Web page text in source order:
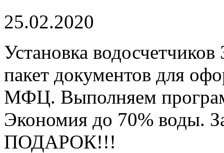
25.02.2020
Установка
пакет документов для
МФЦ. Выполняем
Экономия до 70% воды.
ПОДАРОК!!!